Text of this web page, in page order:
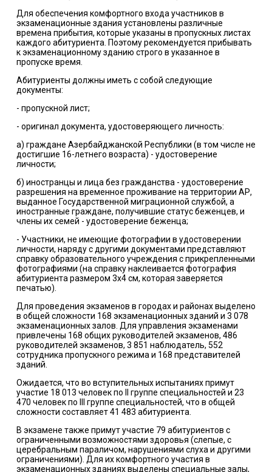
Для обеспечения комфортного входа участников в
экзаменационные здания установлены различные
времена прибытия, которые указаны в пропускных листах
каждого абитуриента. Поэтому рекомендуется прибывать
к экзаменационному зданию строго в указанное в
пропуске время.
Абитуриенты должны иметь с собой следующие
документы:
- пропускной лист;
- оригинал документа, удостоверяющего личность:
а) граждане Азербайджанской Республики (в том числе не
достигшие 16-летнего возраста) - удостоверение
личности;
б) иностранцы и лица без гражданства - удостоверение
разрешения на временное проживание на территории АР,
выданное Государственной миграционной службой, а
иностранные граждане, получившие статус беженцев, и
члены их семей - удостоверение беженца;
- Участники, не имеющие фотографии в удостоверении
личности, наряду с другими документами представляют
справку образовательного учреждения с прикрепленными
фотографиями (на справку наклеивается фотография
абитуриента размером 3х4 см, которая заверяется
печатью).
Для проведения экзаменов в городах и районах выделено
в общей сложности 168 экзаменационных зданий и 3 078
экзаменационных залов. Для управления экзаменами
привлечены 168 общих руководителей экзаменов, 486
руководителей экзаменов, 3 851 наблюдатель, 552
сотрудника пропускного режима и 168 представителей
зданий.
Ожидается, что во вступительных испытаниях примут
участие 18 013 человек по II группе специальностей и 23
470 человек по III группе специальностей, что в общей
сложности составляет 41 483 абитуриента.
В экзамене также примут участие 79 абитуриентов с
ограниченными возможностями здоровья (слепые, с
церебральным параличом, нарушениями слуха и другими
ограничениями). Для их комфортного участия в
экзаменационных зданиях выделены специальные залы,